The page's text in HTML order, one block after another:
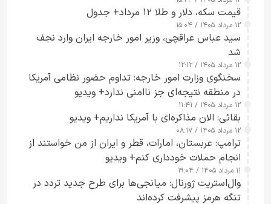
قیمت سکه، دلار و طلا ۱۲ مرداد+ جدول
۱۲ مرداد ۱۴۰۵ / ۱۵:۰۴
سید عباس عراقچی، وزیر امور خارجه ایران وارد نجف
شد
۱۲ مرداد ۱۴۰۵ / ۱۲:۱۲
سخنگوی وزارت امور خارجه: تداوم حضور نظامی آمریکا
در منطقه نتیجه‌ای جز ناامنی ندارد+ ویدیو
۱۲ مرداد ۱۴۰۵ / ۱۱:۴۱
بقائی: الان مذاکره‌ای با آمریکا نداریم+ ویدیو
۱۲ مرداد ۱۴۰۵ / ۰۸:۱۷
ترامپ: عربستان، امارات، قطر و ایران از من خواستند از
انجام حملات خودداری کنم+ ویدیو
۱۱ مرداد ۱۴۰۵ / ۱۹:۰۴
وال‌استریت ژورنال: میانجی‌ها برای طرح جدید تردد در
تنگه هرمز پیشرفت کرده‌اند